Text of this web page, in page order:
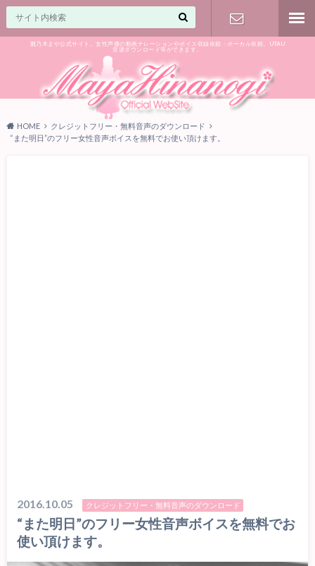
雛乃木まや公式サイト。女性声優の動画ナレーションやボイス収録依頼・ボーカル依頼、UTAU
音源ダウンロード等ができます。
気軽に♪
HOME
クレジットフリー・無料音声のダウンロード
“また明日”のフリー女性音声ボイスを無料でお使い頂けます。
2016.10.05 クレジットフリー・無料音声のダウンロード
“また明日”のフリー女性音声ボイスを無料でお
使い頂けます。